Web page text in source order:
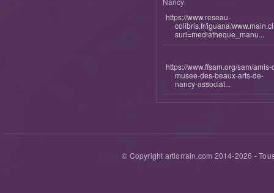
https://www.reseau-
colibris.fr/iguana/
surl=mediatheque_manu...
https://www.ffsam.org/sam/amis-
musee-des-beaux-arts-de-
nancy-associat...
© Copyright artlorrain.com 2014-2026 -